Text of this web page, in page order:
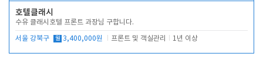
호텔클래시
수유 클래시호텔 프론트 과장님 구합니다.
서울 강북구 월 3,400,000원 프론트 및 객실관리 1년 이상